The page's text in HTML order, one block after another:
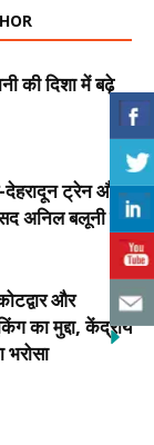
की दिशा में बढ़े
देहरादून ट्रेन और
अनिल बलूनी ने
और
का मुद्दा, केंद्रीय
भरोसा